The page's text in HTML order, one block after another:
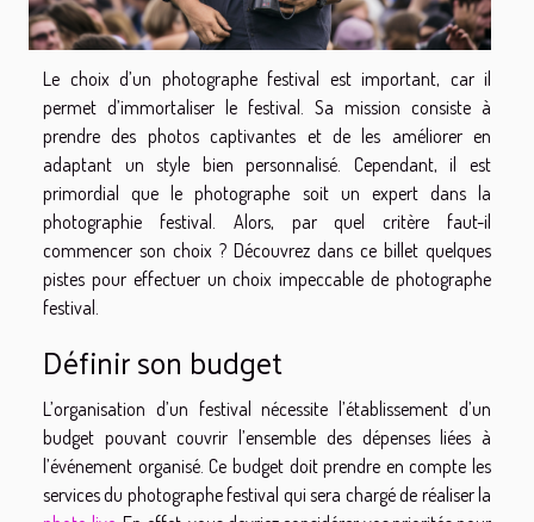
Le choix d’un photographe festival est important, car il
permet d’immortaliser le festival. Sa mission consiste à
prendre des photos captivantes et de les améliorer en
adaptant un style bien personnalisé. Cependant, il est
primordial que le photographe soit un expert dans la
photographie festival. Alors, par quel critère faut-il
commencer son choix ? Découvrez dans ce billet quelques
pistes pour effectuer un choix impeccable de photographe
festival.
Définir son budget
L’organisation d’un festival nécessite l’établissement d’un
budget pouvant couvrir l’ensemble des dépenses liées à
l’événement organisé. Ce budget doit prendre en compte les
services du photographe festival qui sera chargé de réaliser la